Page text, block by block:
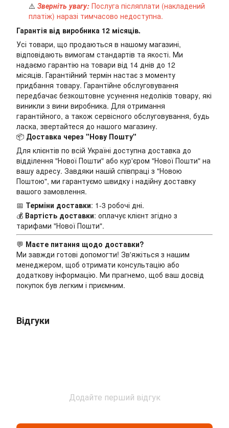
⚠️ Зверніть увагу: Послуга післяплати (накладений
платіж) наразі тимчасово недоступна.
Гарантія від виробника 12 місяців.
Усі товари, що продаються в нашому магазині,
відповідають вимогам стандартів та якості. Ми
надаємо гарантію на товари від 14 днів до 12
місяців. Гарантійний термін настає з моменту
придбання товару. Гарантійне обслуговування
передбачає безкоштовне усунення недоліків товару, які
виникли з вини виробника. Для отримання
гарантійного, а також сервісного обслуговування, будь
ласка, звертайтеся до нашого магазину.
📦 Доставка через "Нову Пошту"
Для клієнтів по всій Україні доступна доставка до
відділення "Нової Пошти" або кур'єром "Нової Пошти" на
вашу адресу. Завдяки нашій співпраці з "Новою
Поштою", ми гарантуємо швидку і надійну доставку
вашого замовлення.
📅 Терміни доставки: 1-3 робочі дні.
💰 Вартість доставки: оплачує клієнт згідно з
тарифами "Нової Пошти".
💬 Маєте питання щодо доставки?
Ми завжди готові допомогти! Зв'яжіться з нашим
менеджером, щоб отримати консультацію або
додаткову інформацію. Ми прагнемо, щоб ваш досвід
покупок був легким і приємним.
Відгуки
Додайте перший відгук